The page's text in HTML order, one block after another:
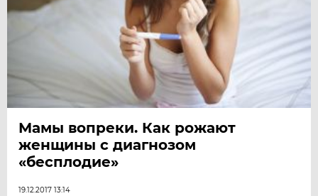
Мамы вопреки. Как рожают
женщины с диагнозом
«бесплодие»
19.12.2017 13:14